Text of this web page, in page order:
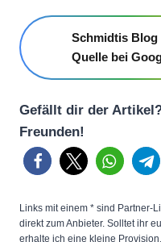
Schmidtis Blog
Quelle bei
Gefällt dir der
Freunden!
Links mit einem * sind Partner-
direkt zum Anbieter. Solltet ihr
erhalte ich eine kleine